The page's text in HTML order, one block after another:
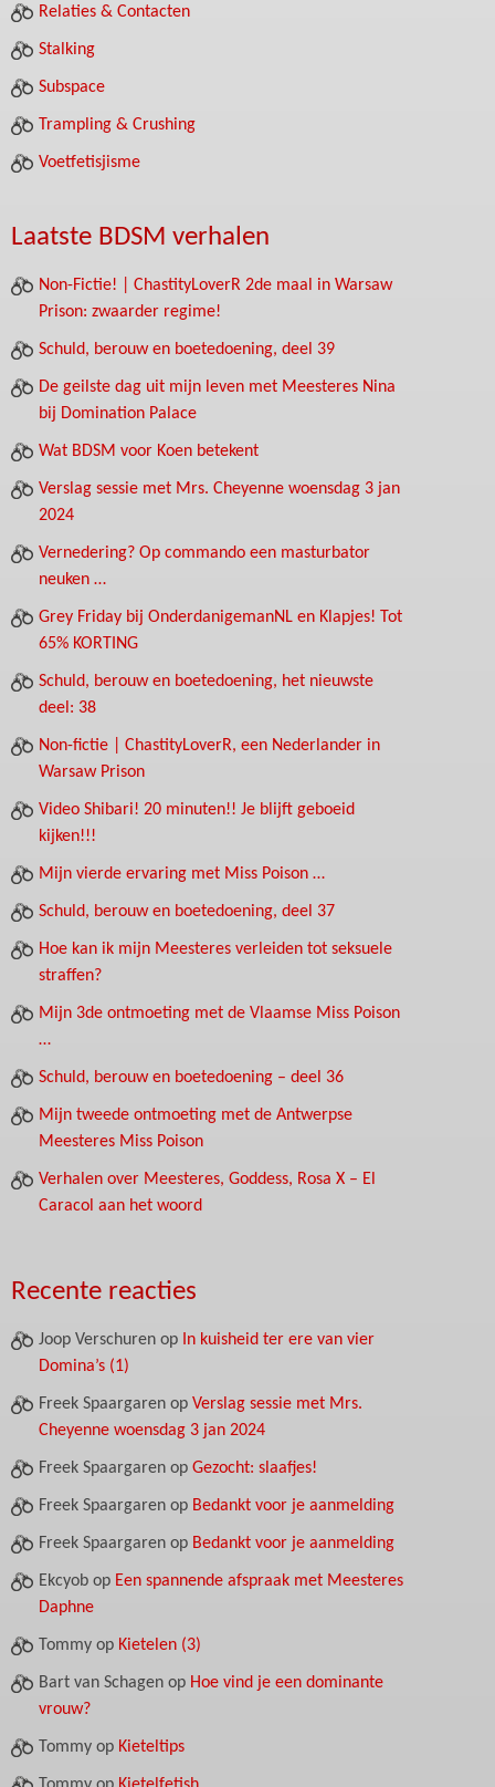
Relaties & Contacten
Stalking
Subspace
Trampling & Crushing
Voetfetisjisme
Laatste BDSM verhalen
Non-Fictie! | ChastityLoverR 2de maal in Warsaw
Prison: zwaarder regime!
Schuld, berouw en boetedoening, deel 39
De geilste dag uit mijn leven met Meesteres Nina
bij Domination Palace
Wat BDSM voor Koen betekent
Verslag sessie met Mrs. Cheyenne woensdag 3 jan
2024
Vernedering? Op commando een masturbator
neuken …
Grey Friday bij OnderdanigemanNL en Klapjes! Tot
65% KORTING
Schuld, berouw en boetedoening, het nieuwste
deel: 38
Non-fictie | ChastityLoverR, een Nederlander in
Warsaw Prison
Video Shibari! 20 minuten!! Je blijft geboeid
kijken!!!
Mijn vierde ervaring met Miss Poison …
Schuld, berouw en boetedoening, deel 37
Hoe kan ik mijn Meesteres verleiden tot seksuele
straffen?
Mijn 3de ontmoeting met de Vlaamse Miss Poison
…
Schuld, berouw en boetedoening – deel 36
Mijn tweede ontmoeting met de Antwerpse
Meesteres Miss Poison
Verhalen over Meesteres, Goddess, Rosa X – El
Caracol aan het woord
Recente reacties
Joop Verschuren op In kuisheid ter ere van vier
Domina’s (1)
Freek Spaargaren op Verslag sessie met Mrs.
Cheyenne woensdag 3 jan 2024
Freek Spaargaren op Gezocht: slaafjes!
Freek Spaargaren op Bedankt voor je aanmelding
Freek Spaargaren op Bedankt voor je aanmelding
Ekcyob op Een spannende afspraak met Meesteres
Daphne
Tommy op Kietelen (3)
Bart van Schagen op Hoe vind je een dominante
vrouw?
Tommy op Kieteltips